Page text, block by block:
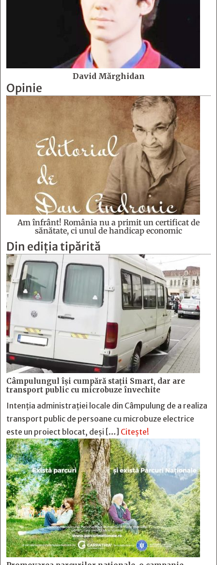
David Mărghidan
Opinie
Am înfrânt! România nu a primit un certificat de
sănătate, ci unul de handicap economic
Din ediția tipărită
Câmpulungul îşi cumpără staţii Smart, dar are
transport public cu microbuze învechite
Intenția administrației locale din Câmpulung de a realiza
transport public de persoane cu microbuze electrice
este un proiect blocat, deși […] Citește!